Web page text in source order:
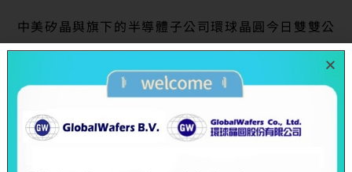
中美矽晶與旗下的半導體子公司環球晶圓今日雙雙公
告營收，中美矽晶2023年一月的合併營收達66.6億
元，年增率12%；環球晶圓2023年一月合併營收達
59.3億元，與2022年相較，增加幅度達13.7%！